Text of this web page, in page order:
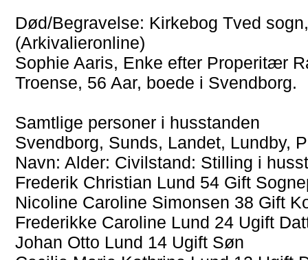
Død/Begravelse: Kirkebog Tved
(Arkivalieronline)
Sophie Aaris, Enke efter Properitær
Troense, 56 Aar, boede i Svendborg.
Samtlige personer i husstanden
Svendborg, Sunds, Landet, Lundby,
Navn: Alder: Civilstand: Stilling i
Frederik Christian Lund 54 Gift
Nicoline Caroline Simonsen 38 Gift
Frederikke Caroline Lund 24 Ugift
Johan Otto Lund 14 Ugift Søn